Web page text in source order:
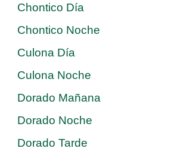
Chontico Día
Chontico Noche
Culona Día
Culona Noche
Dorado Mañana
Dorado Noche
Dorado Tarde